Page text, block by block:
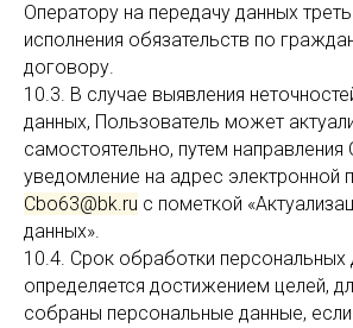
Оператору на передачу данных
исполнения обязательств по
договору.
10.3. В случае выявления
данных, Пользователь может
самостоятельно, путем направления
уведомление на адрес электронной
Cbo63@bk.ru с пометкой
данных».
10.4. Срок обработки персональных
определяется достижением целей,
собраны персональные данные,